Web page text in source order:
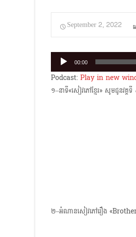
September 2, 2022
Audio
Player
00:00
Podcast: Play in new
១–នាទី«សៀវភៅខ្មែរ» សូមជូនវគ្
២–អំណានសៀវភៅរឿង